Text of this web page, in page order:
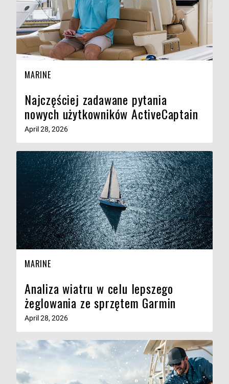
MARINE
Najczęściej zadawane pytania
nowych użytkowników ActiveCaptain
April 28, 2026
MARINE
Analiza wiatru w celu lepszego
żeglowania ze sprzętem Garmin
April 28, 2026